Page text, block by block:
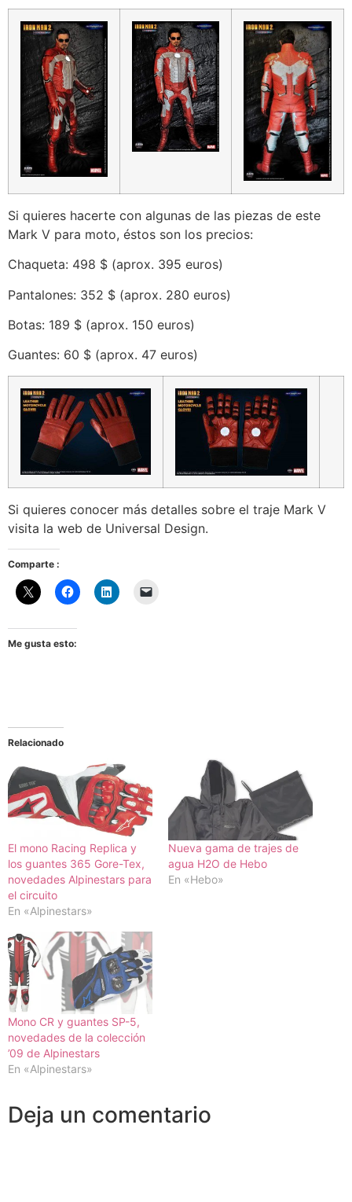
Si quieres hacerte con algunas de las piezas de este
Mark V para moto, éstos son los precios:
Chaqueta: 498 $ (aprox. 395 euros)
Pantalones: 352 $ (aprox. 280 euros)
Botas: 189 $ (aprox. 150 euros)
Guantes: 60 $ (aprox. 47 euros)
Si quieres conocer más detalles sobre el traje Mark V
visita la web de Universal Design.
Comparte :
Me gusta esto:
Relacionado
El mono Racing Replica y
los guantes 365 Gore-Tex,
novedades Alpinestars para
el circuito
En «Alpinestars»
Nueva gama de trajes de
agua H2O de Hebo
En «Hebo»
Mono CR y guantes SP-5,
novedades de la colección
’09 de Alpinestars
En «Alpinestars»
Deja un comentario